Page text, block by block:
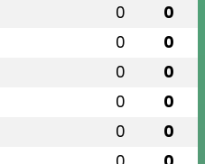
0 0
0 0
0 0
0 0
0 0